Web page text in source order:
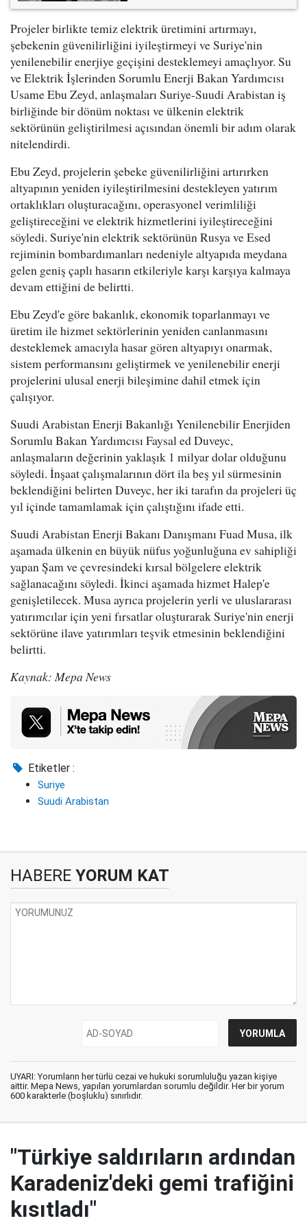
Projeler birlikte temiz elektrik üretimini artırmayı,
şebekenin güvenilirliğini iyileştirmeyi ve Suriye'nin
yenilenebilir enerjiye geçişini desteklemeyi amaçlıyor. Su
ve Elektrik İşlerinden Sorumlu Enerji Bakan Yardımcısı
Usame Ebu Zeyd, anlaşmaları Suriye-Suudi Arabistan iş
birliğinde bir dönüm noktası ve ülkenin elektrik
sektörünün geliştirilmesi açısından önemli bir adım olarak
nitelendirdi.
Ebu Zeyd, projelerin şebeke güvenilirliğini artırırken
altyapının yeniden iyileştirilmesini destekleyen yatırım
ortaklıkları oluşturacağını, operasyonel verimliliği
geliştireceğini ve elektrik hizmetlerini iyileştireceğini
söyledi. Suriye'nin elektrik sektörünün Rusya ve Esed
rejiminin bombardımanları nedeniyle altyapıda meydana
gelen geniş çaplı hasarın etkileriyle karşı karşıya kalmaya
devam ettiğini de belirtti.
Ebu Zeyd'e göre bakanlık, ekonomik toparlanmayı ve
üretim ile hizmet sektörlerinin yeniden canlanmasını
desteklemek amacıyla hasar gören altyapıyı onarmak,
sistem performansını geliştirmek ve yenilenebilir enerji
projelerini ulusal enerji bileşimine dahil etmek için
çalışıyor.
Suudi Arabistan Enerji Bakanlığı Yenilenebilir Enerjiden
Sorumlu Bakan Yardımcısı Faysal ed Duveyc,
anlaşmaların değerinin yaklaşık 1 milyar dolar olduğunu
söyledi. İnşaat çalışmalarının dört ila beş yıl sürmesinin
beklendiğini belirten Duveyc, her iki tarafın da projeleri üç
yıl içinde tamamlamak için çalıştığını ifade etti.
Suudi Arabistan Enerji Bakanı Danışmanı Fuad Musa, ilk
aşamada ülkenin en büyük nüfus yoğunluğuna ev sahipliği
yapan Şam ve çevresindeki kırsal bölgelere elektrik
sağlanacağını söyledi. İkinci aşamada hizmet Halep'e
genişletilecek. Musa ayrıca projelerin yerli ve uluslararası
yatırımcılar için yeni fırsatlar oluşturarak Suriye'nin enerji
sektörüne ilave yatırımları teşvik etmesinin beklendiğini
belirtti.
Kaynak: Mepa News
Etiketler :
Suriye
Suudi Arabistan
HABERE YORUM KAT
UYARI: Yorumların her türlü cezai ve hukuki sorumluluğu yazan kişiye
aittir. Mepa News, yapılan yorumlardan sorumlu değildir. Her bir yorum
600 karakterle (boşluklu) sınırlıdır.
"Türkiye saldırıların ardından
Karadeniz'deki gemi trafiğini
kısıtladı"